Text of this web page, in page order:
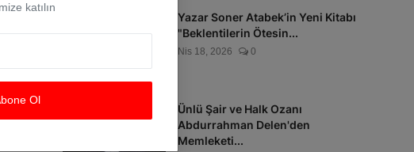
katılın
Ol
Yazar Soner Atabek’in Yeni Kitabı
"Beklentilerin Ötesin...
Nis 18, 2026 0
Ünlü Şair ve Halk Ozanı
Abdurrahman Delen'den
Memleketi...